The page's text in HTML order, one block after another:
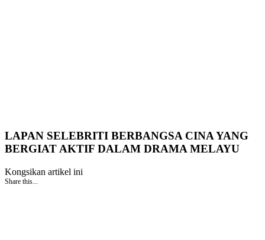
LAPAN SELEBRITI BERBANGSA CINA YANG
BERGIAT AKTIF DALAM DRAMA MELAYU
Kongsikan artikel ini
Share this...